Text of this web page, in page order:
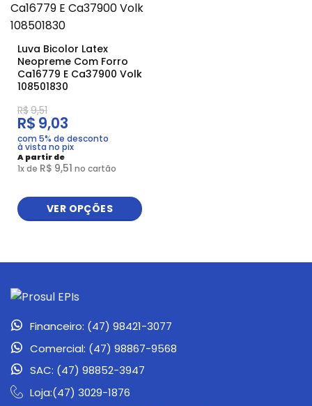
Luva Bicolor Latex
Neopreme Com Forro
Ca16779 E Ca37900 Volk
108501830
A partir de
1x de R$ 9,51 no cartão
R$9,51
R$ 9,03
com 5% de desconto
à vista no pix
VER OPÇÕES
Financeiro: (47) 98421-3077
Comercial: (47) 98867-9568
SAC: (47) 98852-3947
Loja:(47) 3029-1876